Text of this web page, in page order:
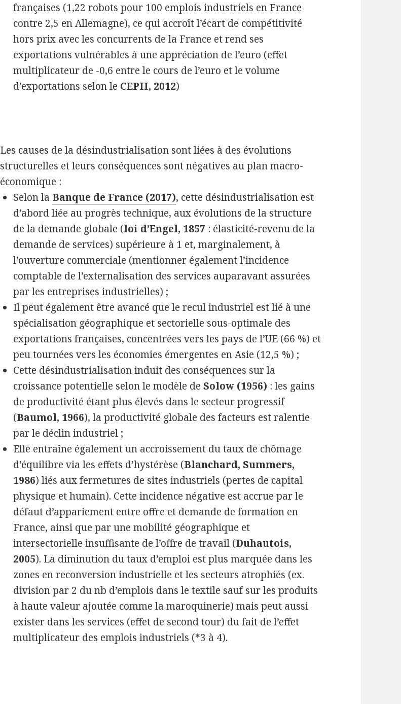
françaises (1,22 robots pour 100 emplois industriels en France
contre 2,5 en Allemagne), ce qui accroît l’écart de compétitivité
hors prix avec les concurrents de la France et rend ses
exportations vulnérables à une appréciation de l’euro (effet
multiplicateur de -0,6 entre le cours de l’euro et le volume
d’exportations selon le CEPII, 2012)
Les causes de la désindustrialisation sont liées à des évolutions
structurelles et leurs conséquences sont négatives au plan macro-
économique :
Selon la Banque de France (2017), cette désindustrialisation est
d’abord liée au progrès technique, aux évolutions de la structure
de la demande globale (loi d’Engel, 1857 : élasticité-revenu de la
demande de services) supérieure à 1 et, marginalement, à
l’ouverture commerciale (mentionner également l’incidence
comptable de l’externalisation des services auparavant assurées
par les entreprises industrielles) ;
Il peut également être avancé que le recul industriel est lié à une
spécialisation géographique et sectorielle sous-optimale des
exportations françaises, concentrées vers les pays de l’UE (66 %) et
peu tournées vers les économies émergentes en Asie (12,5 %) ;
Cette désindustrialisation induit des conséquences sur la
croissance potentielle selon le modèle de Solow (1956) : les gains
de productivité étant plus élevés dans le secteur progressif
(Baumol, 1966), la productivité globale des facteurs est ralentie
par le déclin industriel ;
Elle entraîne également un accroissement du taux de chômage
d’équilibre via les effets d’hystérèse (Blanchard, Summers,
1986) liés aux fermetures de sites industriels (pertes de capital
physique et humain). Cette incidence négative est accrue par le
défaut d’appariement entre offre et demande de formation en
France, ainsi que par une mobilité géographique et
intersectorielle insuffisante de l’offre de travail (Duhautois,
2005). La diminution du taux d’emploi est plus marquée dans les
zones en reconversion industrielle et les secteurs atrophiés (ex.
division par 2 du nb d’emplois dans le textile sauf sur les produits
à haute valeur ajoutée comme la maroquinerie) mais peut aussi
exister dans les services (effet de second tour) du fait de l’effet
multiplicateur des emplois industriels (*3 à 4).